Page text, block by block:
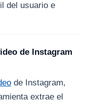
del usuario e
de Instagram
de Instagram,
extrae el